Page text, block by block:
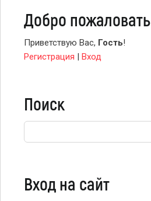
Добро пожаловать
Приветствую Вас, Гость!
Регистрация | Вход
Поиск
Вход на сайт